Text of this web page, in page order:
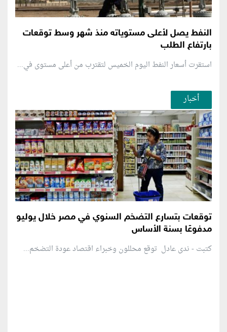
النفط يصل لأعلى مستوياته منذ شهر وسط توقعات
بارتفاع الطلب
استقرت أسعار النفط اليوم الخميس لتقترب من أعلى مستوى في...
أخبار
توقعات بتسارع التضخم السنوي في مصر خلال يوليو
مدفوعًا بسنة الأساس
كتبت - ندى عادل توقع محللون وخبراء اقتصاد عودة التضخم...